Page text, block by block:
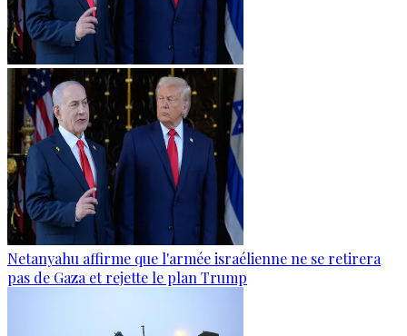
Netanyahu affirme que l'armée israélienne ne se retirera
pas de Gaza et rejette le plan Trump